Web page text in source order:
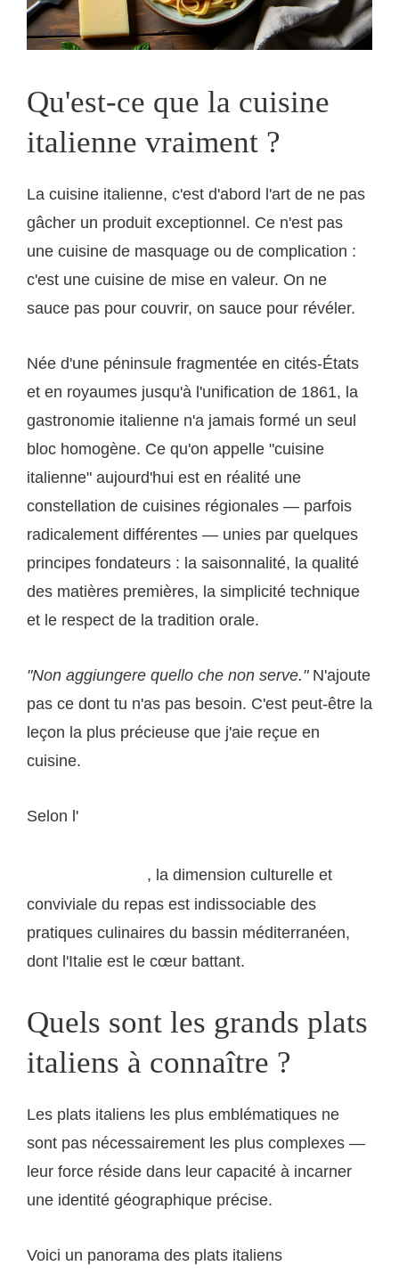
Qu'est-ce que la cuisine
italienne vraiment ?
La cuisine italienne, c'est d'abord l'art de ne pas
gâcher un produit exceptionnel. Ce n'est pas
une cuisine de masquage ou de complication :
c'est une cuisine de mise en valeur. On ne
sauce pas pour couvrir, on sauce pour révéler.
Née d'une péninsule fragmentée en cités-États
et en royaumes jusqu'à l'unification de 1861, la
gastronomie italienne n'a jamais formé un seul
bloc homogène. Ce qu'on appelle "cuisine
italienne" aujourd'hui est en réalité une
constellation de cuisines régionales — parfois
radicalement différentes — unies par quelques
principes fondateurs : la saisonnalité, la qualité
des matières premières, la simplicité technique
et le respect de la tradition orale.
"Non aggiungere quello che non serve."N'ajoute
pas ce dont tu n'as pas besoin. C'est peut-être la
leçon la plus précieuse que j'aie reçue en
cuisine.
Selon l'
, la dimension culturelle et
conviviale du repas est indissociable des
pratiques culinaires du bassin méditerranéen,
dont l'Italie est le cœur battant.
Quels sont les grands plats
italiens à connaître ?
Les plats italiens les plus emblématiques ne
sont pas nécessairement les plus complexes —
leur force réside dans leur capacité à incarner
une identité géographique précise.
Voici un panorama des plats italiens